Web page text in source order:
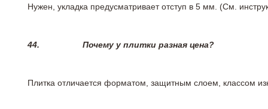
Нужен, укладка предусматривает отступ в 5 мм. (См.
44. Почему у плитки разная цена?
Плитка отличается форматом, защитным слоем, классом